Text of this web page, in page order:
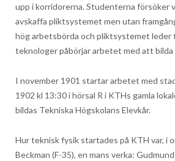
upp i korridorerna. Studenterna försöker
avskaffa pliktsystemet men utan
hög arbetsbörda och pliktsystemet leder
teknologer påbörjar arbetet med att
I november 1901 startar arbetet med
1902 kl 13:30 i hörsal R i KTHs gamla
bildas Tekniska Högskolans Elevkår.
Hur teknisk fysik startades på KTH var, i
Beckman (F-35), en mans verka: